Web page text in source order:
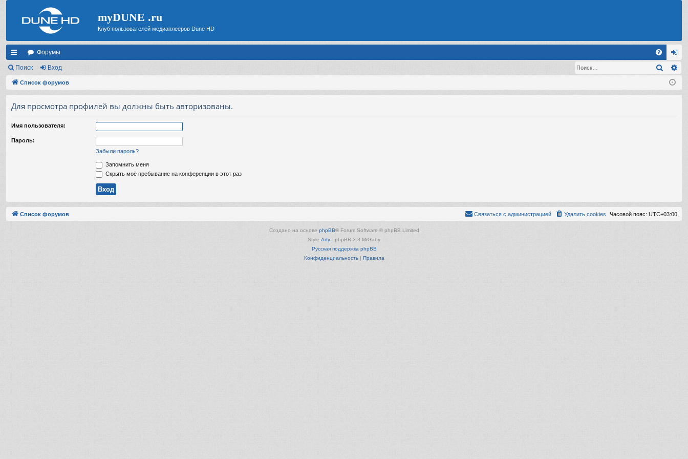
myDUNE .ru
Клуб пользователей медиаплееров Dune HD
с
ы
Форумы
FA хо
д
Поиск Вход Поиск
Список форумов
Для просмотра профилей вы должны быть авторизованы.
Имя пользователя:
Пароль:
Забыли пароль?
Запомнить меня
Скрыть моё пребывание на конференции в этот раз
Список форумов Часовой пояс: UTC+03:00
Удалить cookies
Связаться с администрацией
Создано на основе phpBB® Forum Software © phpBB Limited
Style Arty - phpBB 3.3 MrGaby
Русская поддержка phpBB
Конфиденциальность| Правила